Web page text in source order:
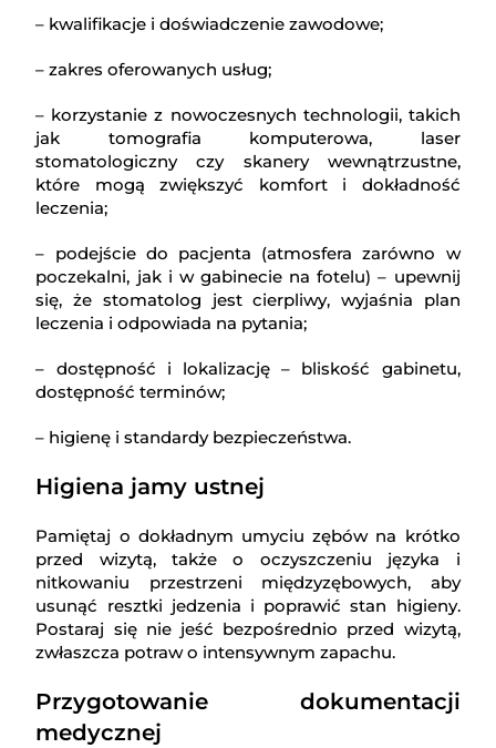
– kwalifikacje i doświadczenie zawodowe;
– zakres oferowanych usług;
– korzystanie z nowoczesnych technologii, takich
jak tomografia komputerowa, laser
stomatologiczny czy skanery wewnątrzustne,
które mogą zwiększyć komfort i dokładność
leczenia;
– podejście do pacjenta (atmosfera zarówno w
poczekalni, jak i w gabinecie na fotelu) – upewnij
się, że stomatolog jest cierpliwy, wyjaśnia plan
leczenia i odpowiada na pytania;
– dostępność i lokalizację – bliskość gabinetu,
dostępność terminów;
– higienę i standardy bezpieczeństwa.
Higiena jamy ustnej
Pamiętaj o dokładnym umyciu zębów na krótko
przed wizytą, także o oczyszczeniu języka i
nitkowaniu przestrzeni międzyzębowych, aby
usunąć resztki jedzenia i poprawić stan higieny.
Postaraj się nie jeść bezpośrednio przed wizytą,
zwłaszcza potraw o intensywnym zapachu.
Przygotowanie dokumentacji
medycznej